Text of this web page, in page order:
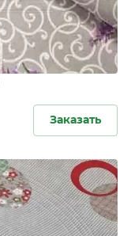
Заказать